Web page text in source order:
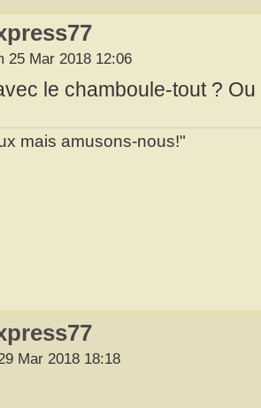
25 Mar 2018 12:06
le chamboule-tout ?
mais amusons-nous!"
Mar 2018 18:18